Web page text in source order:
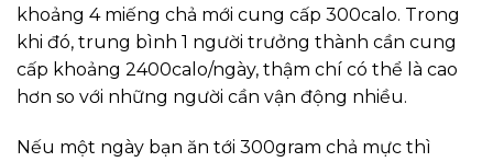
khoảng 4 miếng chả mới cung cấp 300calo. Trong
khi đó, trung bình 1 người trưởng thành cần cung
cấp khoảng 2400calo/ngày, thậm chí có thể là cao
hơn so với những người cần vận động nhiều.
Nếu một ngày bạn ăn tới 300gram chả mực thì